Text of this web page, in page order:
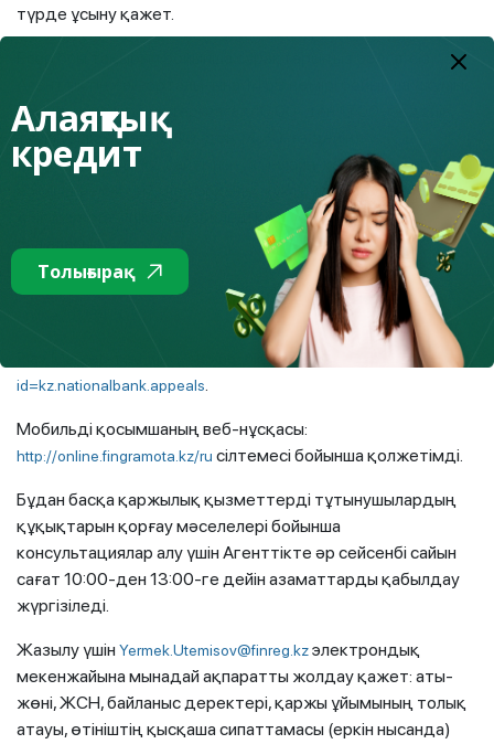
түрде ұсыну қажет.
уақыты: жұмыс күндері сағат 10.00-ден 17.00-ге дейін,
түскі үзіліс сағат 13.00-ден 14.30-ға дейін),
www.fingramota.kz сайтының «Онлайн-кеңесші» сервисі
арқылы не сілтемелер арқылы жүктеуге болатын
«Fingramota Online» мобильді қосымшасы арқылы кеңес
ала аласыз:
App Store-да:
https://apps.apple.com/kz/app/fingramota-
https://play.google.com/store/apps/details?
id=kz.nationalbank.appeals.
Мобильді қосымшаның веб-нұсқасы:
http://online.fingramota.kz/ru сілтемесі бойынша қолжетімді.
Бұдан басқа қаржылық қызметтерді тұтынушылардың
құқықтарын қорғау мәселелері бойынша
консультациялар алу үшін Агенттікте әр сейсенбі сайын
сағат 10:00-ден 13:00-ге дейін азаматтарды қабылдау
жүргізіледі.
Жазылу үшін Yermek.Utemisov@finreg.kzэлектрондық
мекенжайына мынадай ақпаратты жолдау қажет: аты-
жөні, ЖСН, байланыс деректері, қаржы ұйымының толық
атауы, өтініштің қысқаша сипаттамасы (еркін нысанда)
Алаяқтық
кредит
Толығырақ